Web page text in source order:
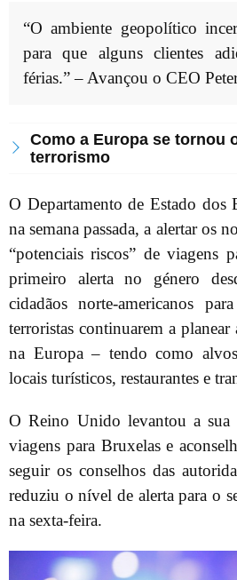
“O ambiente geopolítico
para que alguns clientes
férias.” – Avançou o CEO
Como a Europa se tornou
terrorismo
O Departamento de Estado
na semana passada, a alertar os
“potenciais riscos” de viagens
primeiro alerta no género
cidadãos norte-americanos
terroristas continuarem a planear
na Europa – tendo como
locais turísticos, restaurantes e
O Reino Unido levantou a sua
viagens para Bruxelas e
seguir os conselhos das
reduziu o nível de alerta para o
na sexta-feira.